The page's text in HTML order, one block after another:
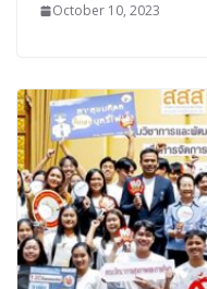
October 10, 2023